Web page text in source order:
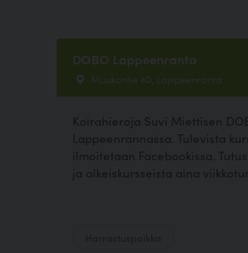
DOBO Lappeenranta
Muukontie 40, Lappeenranta
Koirahieroja Suvi Miettisen
Lappeenrannassa. Tulevista
ilmoitetaan Facebookissa.
ja alkeiskursseista aina